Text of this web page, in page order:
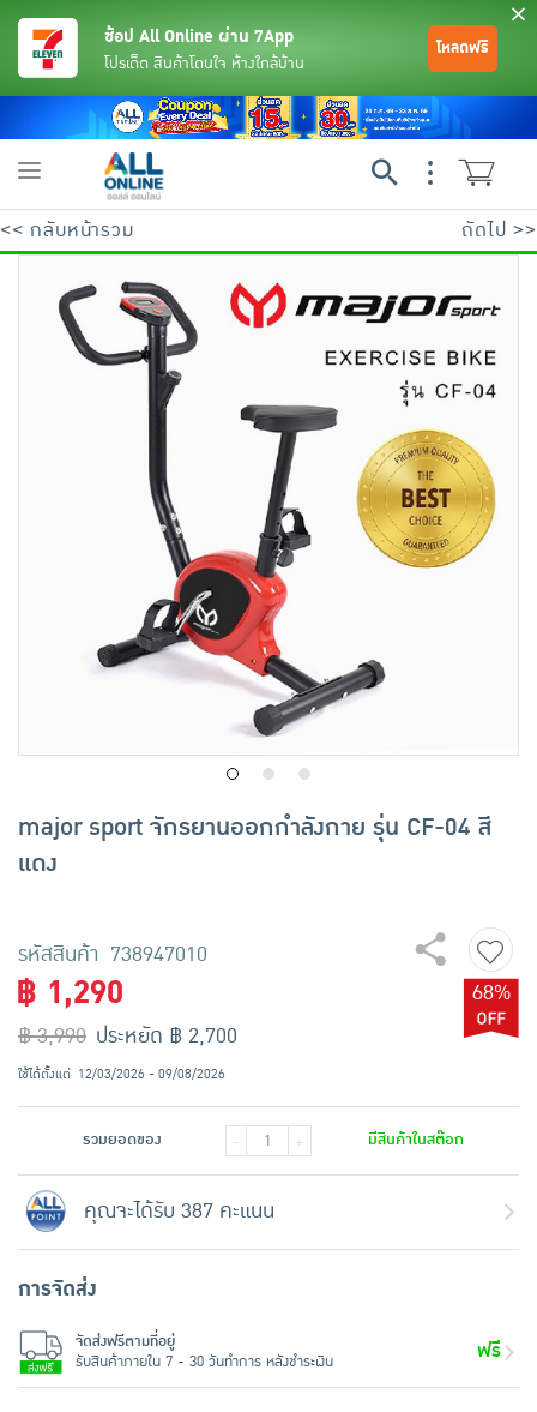
ขนมขบเคี้ยว และช็อคโกแลต
อาหารสด ผัก ผลไม้และเบเกอรี่
ช้อป All Online ผ่าน 7App
โปรเด็ด สินค้าโดนใจ ห้างใกล้บ้าน
โหลดฟรี
Toggle
<< กลับหน้ารวม ถัดไป >>
major sport จักรยานออกกำลังกาย รุ่น CF-04 สี
แดง
รหัสสินค้า 738947010
฿ 1,290
฿ 3,990
68%
ประหยัด ฿ 2,700
ใช้ได้ตั้งแต่ 12/03/2026 - 09/08/2026
รวมยอดของ - + มีสินค้าในสต๊อก
คุณจะได้รับ 387 คะแนน
การจัดส่ง
จัดส่งฟรีตามที่อยู่
รับสินค้าภายใน 7 - 30 วันทำการ หลังชำระเงิน
ฟรี